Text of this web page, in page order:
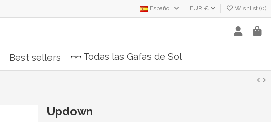
Español EUR € Wishlist (0)
Best sellers Todas las Gafas de Sol
Updown